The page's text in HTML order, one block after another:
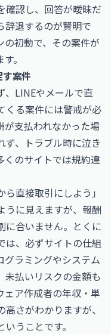
確認し、回答が曖昧だ
辞退するのが賢明で
の初動で、その案件が
。
案件
、LINEやメールで直
くる案件には警戒が必
が支払われなかった場
ず、トラブル時に泣き
くのサイトでは規約違
ら直接取引にしよう」
うに見えますが、報酬
に合いません。とくに
は、必ずサイトの仕組
グラミングやシステム
未払いリスクの金額も
ェア作成者の年収・単
さがわかりますが、
うことです。